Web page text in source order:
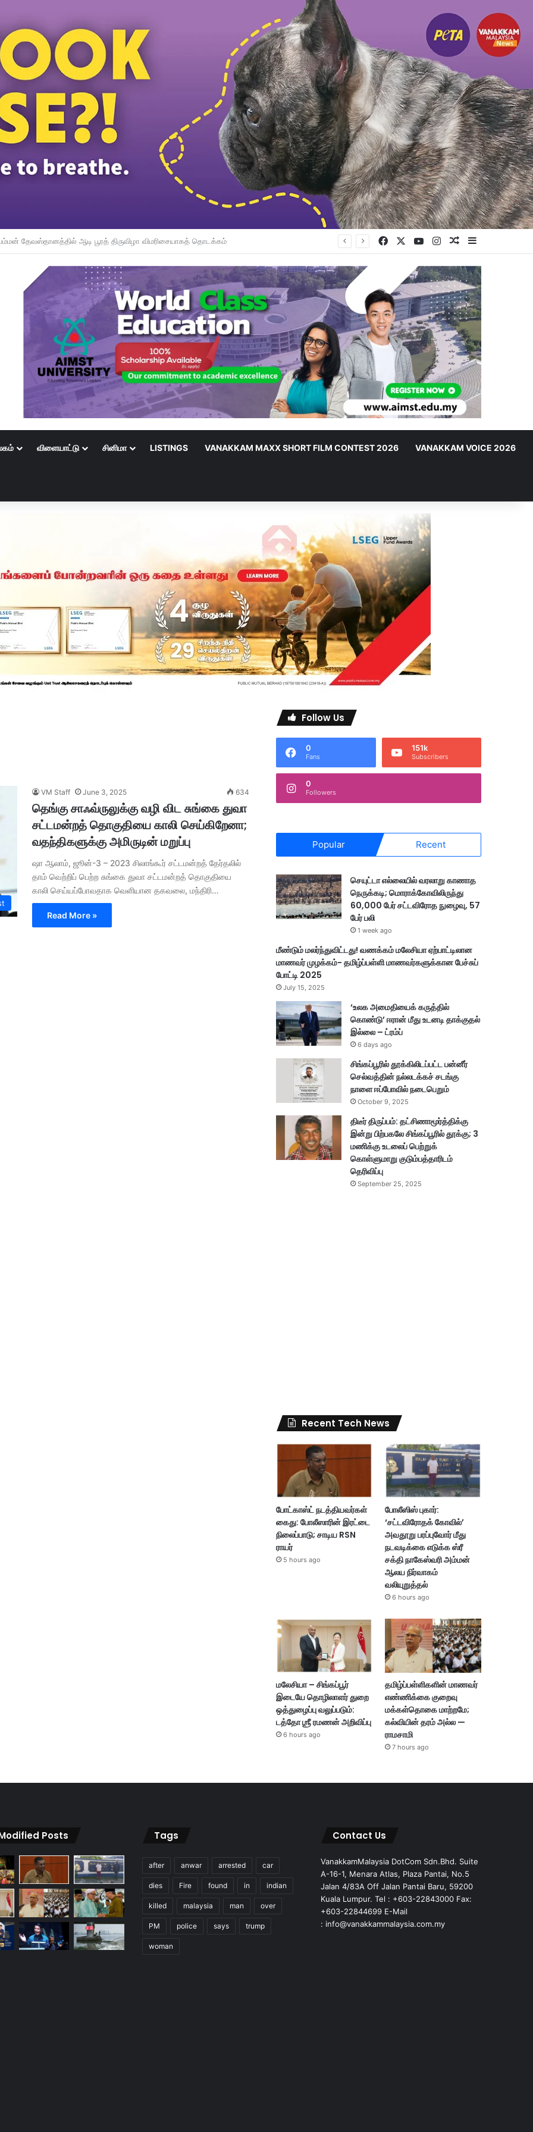
கைது: போலீஸாரின் இரட்டை நிலைப்பாடு; சாடிய RSN ராயர் Facebook YouTubeInstagramRandom Article
விளையாட்டு சினிமா LISTINGS VANAKKAM MAXX SHORT FILM CONTEST 2026 VANAKKAM VOICE 2026
VM Staff June 3, 2025 634
தெங்கு சாஃவ்ருலுக்கு வழி விட சுங்கை துவா
சட்டமன்றத் தொகுதியை காலி செய்கிறேனா;
வதந்திகளுக்கு அமிருடின் மறுப்பு
ஷா ஆலாம், ஜூன்-3 – 2023 சிலாங்கூர் சட்டமன்றத் தேர்தலில்
தாம் வெற்றிப் பெற்ற சுங்கை துவா சட்டமன்றத் தொகுதியை
காலி செய்யப்போவதாக வெளியான தகவலை, மந்திரி…
Read More »
Follow Us
0
Fans
151k
Subscribers
0
Followers
Popular Recent
செயுட்டா எல்லையில் வரலாறு காணாத
நெருக்கடி; மொராக்கோவிலிருந்து
60,000 பேர் சட்டவிரோத நுழைவு, 57
பேர் பலி
1 week ago
மீண்டும் மலர்ந்துவிட்டது! வணக்கம் மலேசியா ஏற்பாட்டிலான
மாணவர் முழக்கம்- தமிழ்ப்பள்ளி மாணவர்களுக்கான பேச்சுப்
போட்டி 2025
July 15, 2025
‘உலக அமைதியைக் கருத்தில்
கொண்டு’ ஈரான் மீது உடனடி தாக்குதல்
இல்லை – ட்ரம்ப்
6 days ago
சிங்கப்பூரில் தூக்கிலிடப்பட்ட பன்னீர்
செல்வத்தின் நல்லடக்கச் சடங்கு
நாளை ஈப்போவில் நடைபெறும்
October 9, 2025
திடீர் திருப்பம்: தட்சிணாமூர்த்திக்கு
இன்று பிற்பகலே சிங்கப்பூரில் தூக்கு; 3
மணிக்கு உடலைப் பெற்றுக்
கொள்ளுமாறு குடும்பத்தாரிடம்
தெரிவிப்பு
September 25, 2025
Recent Tech News
போட்காஸ்ட் நடத்தியவர்கள்
கைது: போலீஸாரின் இரட்டை
நிலைப்பாடு; சாடிய RSN
ராயர்
5 hours ago
போலீஸிஸ் புகார்:
‘சட்டவிரோதக் கோவில்’
அவதூறு பரப்புவோர் மீது
நடவடிக்கை எடுக்க ஸ்ரீ
சக்தி நாகேஸ்வரி அம்மன்
ஆலய நிர்வாகம்
வலியுறுத்தல்
6 hours ago
மலேசியா – சிங்கப்பூர்
இடையே தொழிலாளர் துறை
ஒத்துழைப்பு வலுப்படும்:
டத்தோ ஶ்ரீ ரமணன் அறிவிப்பு
6 hours ago
தமிழ்ப்பள்ளிகளின் மாணவர்
எண்ணிக்கை குறைவு
மக்கள்தொகை மாற்றமே;
கல்வியின் தரம் அல்ல —
ராமசாமி
7 hours ago
Posts Tags
after anwar arrested car
dies Fire found in indian
killed malaysia man over
PM police says trump
woman
Contact Us
VanakkamMalaysia DotCom Sdn.Bhd. Suite
A-16-1, Menara Atlas, Plaza Pantai, No.5
Jalan 4/83A Off Jalan Pantai Baru, 59200
Kuala Lumpur. Tel : +603-22843000 Fax:
+603-22844699 E-Mail
: info@vanakkammalaysia.com.my